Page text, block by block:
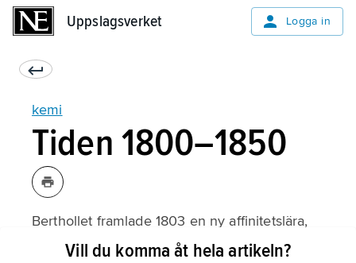
Uppslagsverket Logga in
kemi
Tiden 1800–1850
Berthollet framlade 1803 en ny affinitetslära,
byggd på antagandet att den kraft som driver
Vill du komma åt hela artikeln?